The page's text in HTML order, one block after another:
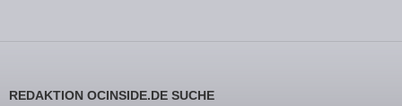
REDAKTION OCINSIDE.DE SUCHE